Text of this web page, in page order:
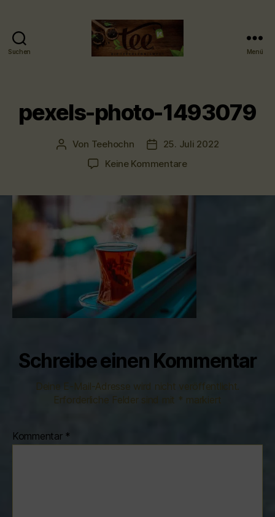
Suchen
-
Teefachgeschäft
Teehaus
Menü
pexels-photo-1493079
Beitragsautor
Von Teehochn Veröffentlichungsdatum
25. Juli 2022
Keine Kommentarezu
Schreibe einen Kommentar
Deine E-Mail-Adresse wird nicht veröffentlicht.
Erforderliche Felder sind mit * markiert
Kommentar *